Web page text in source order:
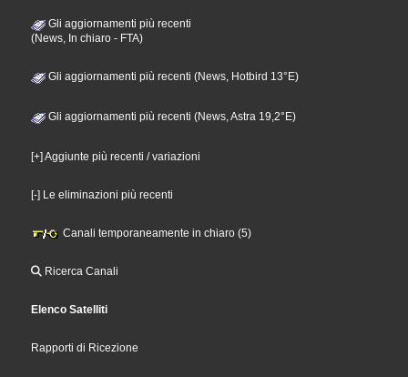
Gli aggiornamenti più recenti
(News, In chiaro - FTA)
Gli aggiornamenti più recenti (News, Hotbird 13°E)
Gli aggiornamenti più recenti (News, Astra 19,2°E)
[+] Aggiunte più recenti / variazioni
[-] Le eliminazioni più recenti
Canali temporaneamente in chiaro (5)
Ricerca Canali
Elenco Satelliti
Rapporti di Ricezione